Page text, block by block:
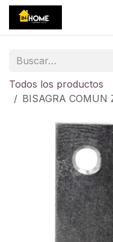
Ir al contenido
Todos los productos
BISAGRA COMUN